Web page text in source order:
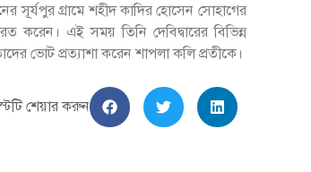
সূর্যপুর গ্রামে শহীদ কাদির হোসেন সোহাগের
করেন। এই সময় তিনি দেবিদ্বারের বিভিন্ন
ভোট প্রত্যাশা করেন শাপলা কলি প্রতীকে।
শেয়ার করুন